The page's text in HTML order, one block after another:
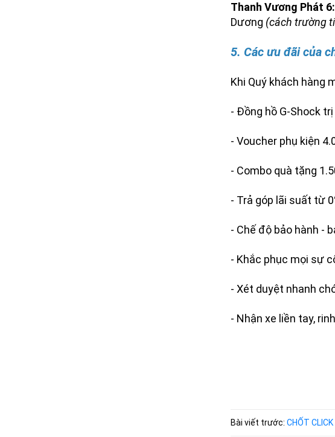
Thanh Vương Phát 6:
Dương (cách trường
5. Các ưu đãi của
Khi Quý khách hàng
- Đồng hồ G-Shock
- Voucher phụ kiện
- Combo quà tặng
- Trả góp lãi suất từ
- Chế độ bảo hành -
- Khắc phục mọi sự
- Xét duyệt nhanh
- Nhận xe liền tay,
Bài viết trước: CHỐT